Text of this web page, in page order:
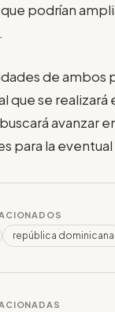
podrían
.
de ambos
que se realizará
avanzar
para la
república dominicana